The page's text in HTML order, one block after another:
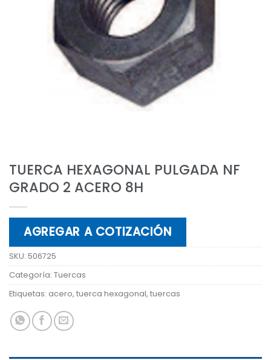
TUERCA HEXAGONAL PULGADA NF
GRADO 2 ACERO 8H
AGREGAR A COTIZACIÓN
SKU: 506725
Categoría: Tuercas
Etiquetas: acero, tuerca hexagonal, tuercas